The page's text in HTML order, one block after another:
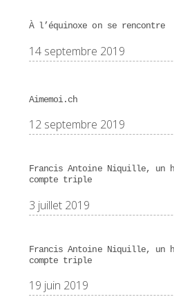
À l’équinoxe on se rencontre
14 septembre 2019
Aimemoi.ch
12 septembre 2019
Francis Antoine Niquille, un
compte triple
3 juillet 2019
Francis Antoine Niquille, un
compte triple
19 juin 2019